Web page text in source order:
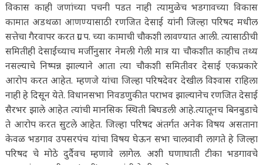
विकास काही जणांच्या पचनी पडत नाही त्यामुळेच भडगावच्या विकास
कामात अडथळा आणण्यासाठी रणजित देसाई यांनी जिल्हा परिषद मधील
सत्तेचा गैरवापर करत ग्रा. प. च्या कामाची चौकशी लावण्यात आली. त्यासाठीची
समितीही देसाईंच्याच मर्जीनुसार नेमली गेली मात्र या चौकशीत काहीच तथ्य
नसल्याचे निष्पन्न झाल्याने आता त्या चौकशी समितीवर देसाई एकप्रकारे
आरोप करत आहेत. म्हणजे यांचा जिल्हा परिषदेवर देखील विश्वास राहिला
नाही हे दिसून येते. विधानसभा निवडणुकीत पराभव झाल्यानेच रणजित देसाई
सैरभर झाले आहेत त्यांची मानसिक स्थिती बिघडली आहे.त्यातूनच बिनबुडाचे
ते आरोप करत सुटले आहेत. जिल्हा परिषद अंतर्गत अनेक विषय असताना
केवळ भडगाव उपसरपंच यांचा विषय घेऊन सभा चालवावी लागते हे जिल्हा
परिषद चे मोठे दुर्दैवच म्हणावे लागेल. अशी घणाघाती टीका भडगावचे